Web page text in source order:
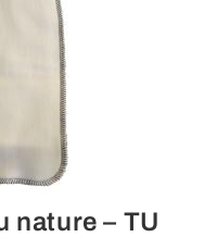
nature – TU